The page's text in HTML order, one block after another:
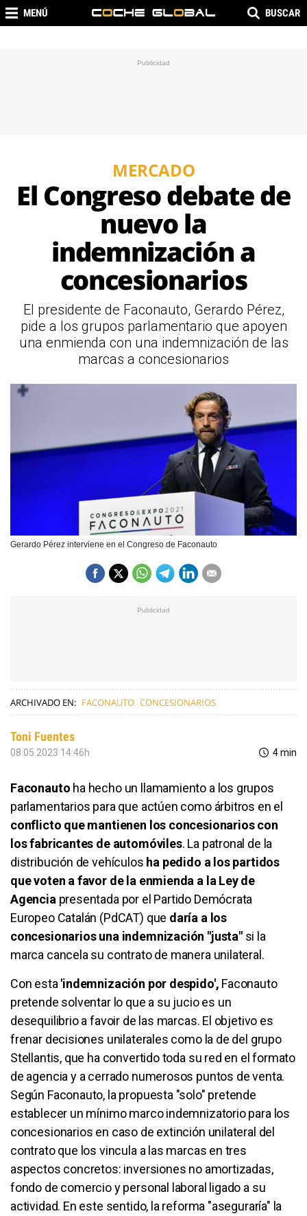
MENÚ BUSCAR
MERCADO
El Congreso debate de
nuevo la
indemnización a
concesionarios
El presidente de Faconauto, Gerardo Pérez,
pide a los grupos parlamentario que apoyen
una enmienda con una indemnización de las
marcas a concesionarios
Gerardo Pérez interviene en el Congreso de Faconauto
ARCHIVADO EN: FACONAUTO CONCESIONARIOS
Toni Fuentes
08.05.2023 14:46h 4 min
Faconauto ha hecho un llamamiento a los grupos
parlamentarios para que actúen como árbitros en el
conflicto que mantienen los concesionarios con
los fabricantes de automóviles. La patronal de la
distribución de vehículos ha pedido a los partidos
que voten a favor de la enmienda a la Ley de
Agencia presentada por el Partido Demócrata
Europeo Catalán (PdCAT) que daría a los
concesionarios una indemnización "justa"si la
marca cancela su contrato de manera unilateral.
Con esta 'indemnización por despido', Faconauto
pretende solventar lo que a su jucio es un
desequilibrio a favoir de las marcas. El objetivo es
frenar decisiones unilaterales como la de del grupo
Stellantis, que ha convertido toda su red en el formato
de agencia y a cerrado numerosos puntos de venta.
Según Faconauto, la propuesta "solo" pretende
establecer un mínimo marco indemnizatorio para los
concesionarios en caso de extinción unilateral del
contrato que los vincula a las marcas en tres
aspectos concretos: inversiones no amortizadas,
fondo de comercio y personal laboral ligado a su
actividad. En este sentido, la reforma "aseguraría" la